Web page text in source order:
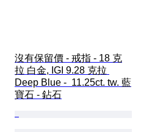
沒有保留價 - 戒指 - 18 克
拉 白金, IGI 9.28 克拉
Deep Blue -  11.25ct. tw. 藍
寶石 - 鉆石